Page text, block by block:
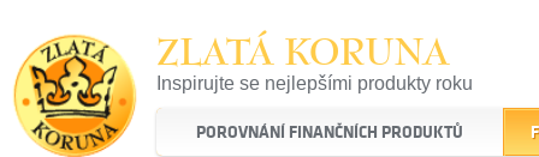
ZLATÁ KORUNA
Inspirujte se nejlepšími produkty roku
22 let tradice a kvality na finančním trhu
POROVNÁNÍ FINANČNÍCH PRODUKTŮ